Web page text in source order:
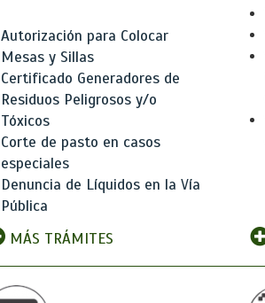
Autorización para Colocar
Mesas y Sillas
Certificado Generadores de
Residuos Peligrosos y/o
Tóxicos
Corte de pasto en casos
especiales
Denuncia de Líquidos en la Vía
Pública
MÁS TRÁMITES